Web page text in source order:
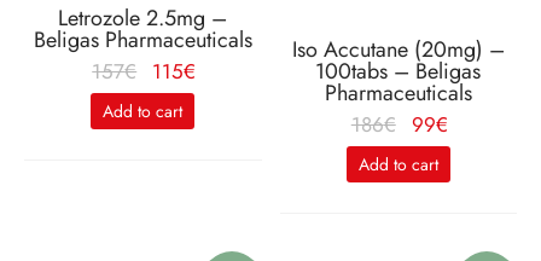
Letrozole 2.5mg –
Beligas Pharmaceuticals
157€
Le
prix
initial
115€
Add to cart
Iso Accutane (20mg) –
100tabs – Beligas
Pharmaceuticals
186€
Le
prix
initial
99€
actuel
Add to cart